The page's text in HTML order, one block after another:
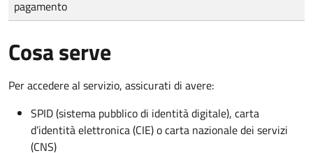
pagamento
Cosa serve
Per accedere al servizio, assicurati di avere:
SPID (sistema pubblico di identità digitale), carta
d’identità elettronica (CIE) o carta nazionale dei servizi
(CNS)